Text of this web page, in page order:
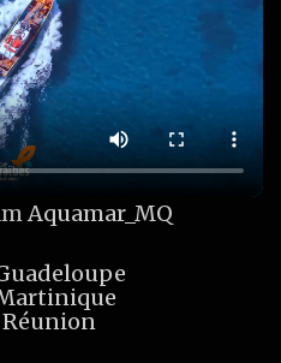
Aquamar_MQ
Réunion